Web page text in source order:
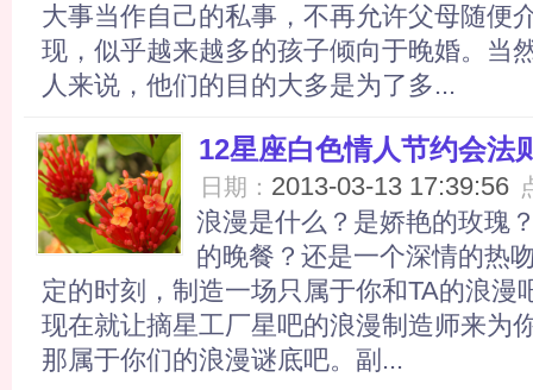
大事当作自己的私事，不再允许父母随便
现，似乎越来越多的孩子倾向于晚婚。当
人来说，他们的目的大多是为了多...
12星座白色情人节约会法
日期： 2013-03-13 17:39:56
浪漫是什么？是娇艳的玫瑰
的晚餐？还是一个深情的热
定的时刻，制造一场只属于你和TA的浪漫
现在就让摘星工厂星吧的浪漫制造师来为
那属于你们的浪漫谜底吧。副...